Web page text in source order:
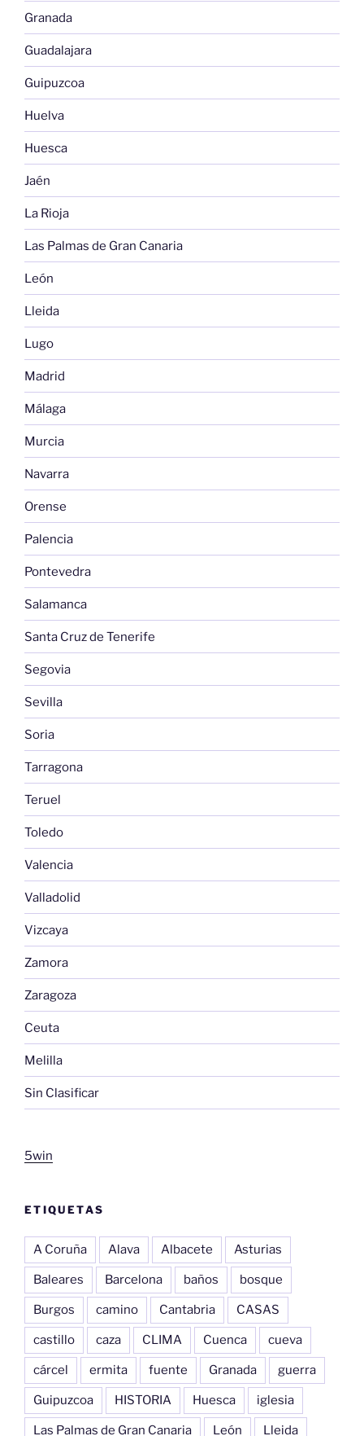
Granada
Guadalajara
Guipuzcoa
Huelva
Huesca
Jaén
La Rioja
Las Palmas de Gran Canaria
León
Lleida
Lugo
Madrid
Málaga
Murcia
Navarra
Orense
Palencia
Pontevedra
Salamanca
Santa Cruz de Tenerife
Segovia
Sevilla
Soria
Tarragona
Teruel
Toledo
Valencia
Valladolid
Vizcaya
Zamora
Zaragoza
Ceuta
Melilla
Sin Clasificar
5win
ETIQUETAS
A Coruña Alava Albacete Asturias
Baleares Barcelona baños bosque
Burgos camino Cantabria CASAS
castillo caza CLIMA Cuenca cueva
cárcel ermita fuente Granada guerra
Guipuzcoa HISTORIA Huesca iglesia
Las Palmas de Gran Canaria León Lleida